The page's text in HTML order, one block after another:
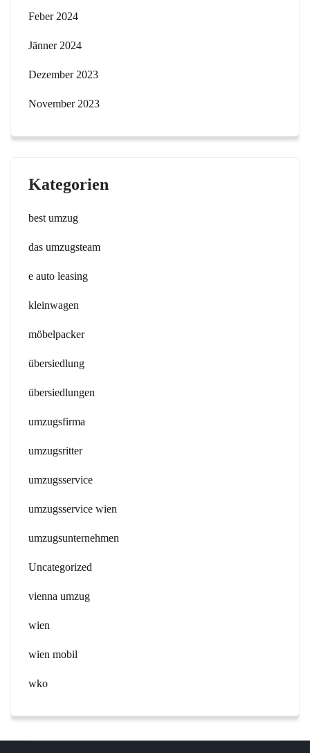
Feber 2024
Jänner 2024
Dezember 2023
November 2023
Kategorien
best umzug
das umzugsteam
e auto leasing
kleinwagen
möbelpacker
übersiedlung
übersiedlungen
umzugsfirma
umzugsritter
umzugsservice
umzugsservice wien
umzugsunternehmen
Uncategorized
vienna umzug
wien
wien mobil
wko